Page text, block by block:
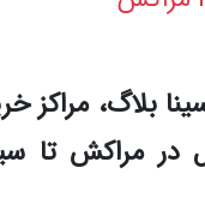
بلاگ، مراکز
در مراکش تا